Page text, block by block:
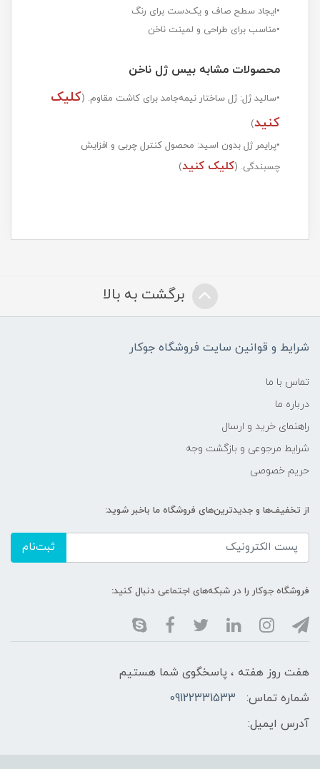
•ایجاد سطح صاف و یک‌دست برای رنگ
•مناسب برای طراحی و لمینت ناخن
محصولات مشابه بیس ژل ناخن
•سالید ژل: ژل ساختار نیمه‌جامد برای کاشت مقاوم. (کلیک
کنید)
•پرایمر ژل بدون اسید: محصول کنترل چربی و افزایش
چسبندگی. (کلیک کنید)
برگشت به بالا
شرایط و قوانین سایت فروشگاه جوکار
تماس با ما
درباره ما
راهنمای خرید و ارسال
شرایط مرجوعی و بازگشت وجه
حریم خصوصی
از تخفیف‌ها و جدیدترین‌های فروشگاه ما باخبر شوید:
ثبت‌نام
فروشگاه جوکار را در شبکه‌های اجتماعی دنبال کنید:
هفت روز هفته ، پاسخگوی شما هستیم
شماره تماس:
09122331533
آدرس ایمیل: